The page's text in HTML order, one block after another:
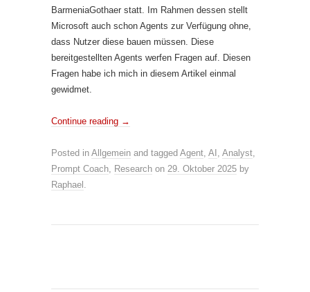
BarmeniaGothaer statt. Im Rahmen dessen stellt
Microsoft auch schon Agents zur Verfügung ohne,
dass Nutzer diese bauen müssen. Diese
bereitgestellten Agents werfen Fragen auf. Diesen
Fragen habe ich mich in diesem Artikel einmal
gewidmet.
Continue reading →
Posted in Allgemein and tagged Agent, AI , Analyst,
Prompt Coach, Research on 29. Oktober 2025 by
Raphael .